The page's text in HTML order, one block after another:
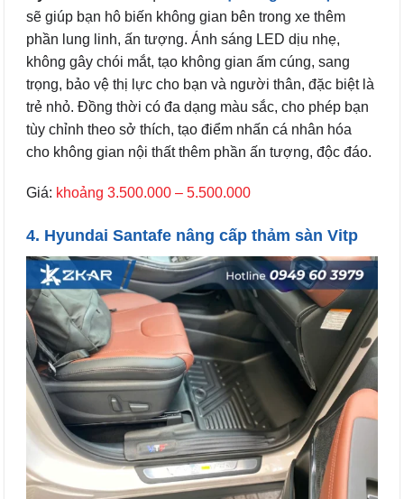
sẽ giúp bạn hô biến không gian bên trong xe thêm
phần lung linh, ấn tượng. Ánh sáng LED dịu nhẹ,
không gây chói mắt, tạo không gian ấm cúng, sang
trọng, bảo vệ thị lực cho bạn và người thân, đặc biệt là
trẻ nhỏ. Đồng thời có đa dạng màu sắc, cho phép bạn
tùy chỉnh theo sở thích, tạo điểm nhấn cá nhân hóa
cho không gian nội thất thêm phần ấn tượng, độc đáo.
Giá: khoảng 3.500.000 – 5.500.000
4. Hyundai Santafe nâng cấp thảm sàn Vitp